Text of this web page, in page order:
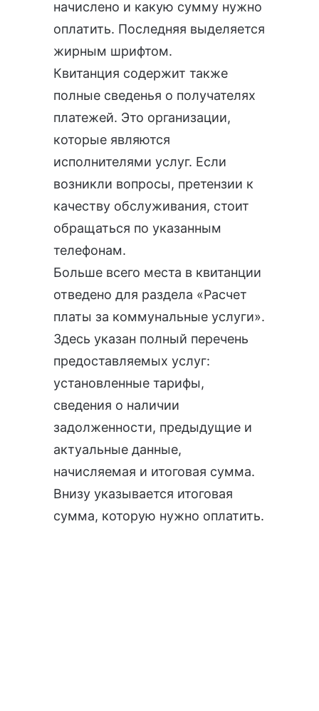
начислено и какую сумму нужно
оплатить. Последняя выделяется
жирным шрифтом.
Квитанция содержит также
полные сведенья о получателях
платежей. Это организации,
которые являются
исполнителями услуг. Если
возникли вопросы, претензии к
качеству обслуживания, стоит
обращаться по указанным
телефонам.
Больше всего места в квитанции
отведено для раздела «Расчет
платы за коммунальные услуги».
Здесь указан полный перечень
предоставляемых услуг:
установленные тарифы,
сведения о наличии
задолженности, предыдущие и
актуальные данные,
начисляемая и итоговая сумма.
Внизу указывается итоговая
сумма, которую нужно оплатить.